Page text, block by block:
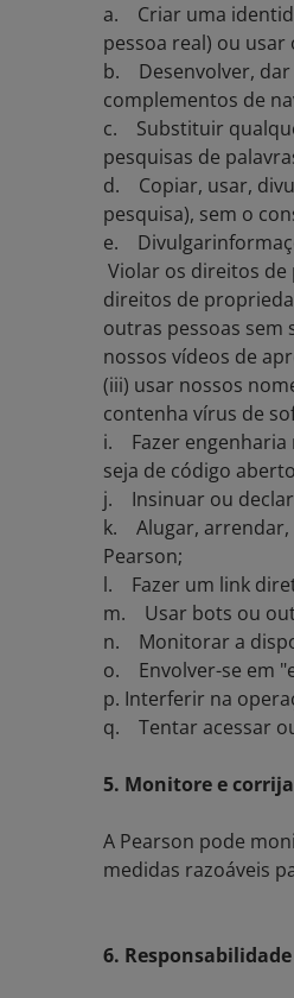
a. Criar uma
pessoa real) ou
b. Desenvolver, dar
complementos de
c. Substituir
pesquisas de
d. Copiar, usar,
pesquisa), sem o
e.
Violar os direitos
direitos de
outras pessoas
nossos vídeos de
(iii) usar nossos
contenha vírus de
i. Fazer engenharia
seja de código
j. Insinuar ou
k. Alugar, arrendar,
Pearson;
l. Fazer um link
m. Usar bots ou
n. Monitorar a
o. Envolver-se em
p. Interferir na
q. Tentar acessar
5. Monitore e
A Pearson pode
medidas razoáveis
6.